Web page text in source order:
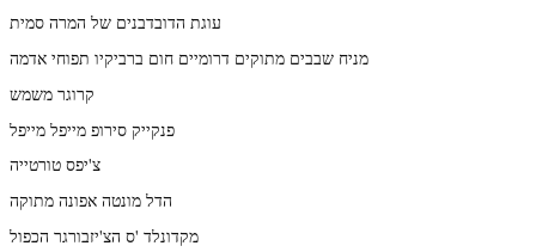
עוגת הדובדבנים של המרה סמית
מניח שבבים מתוקים דרומיים חום ברביקיו תפוחי אדמה
קרוגר משמש
פנקייק סירופ מייפל מייפל
צ'יפס טורטייה
הדל מונטה אפונה מתוקה
מקדונלד 'ס הצ'יזבורגר הכפול